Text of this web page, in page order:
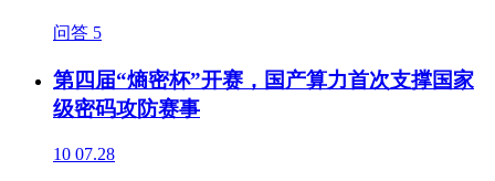
问答 5
第四届“熵密杯”开赛，国产算力首次支撑国家
级密码攻防赛事
10 07.28